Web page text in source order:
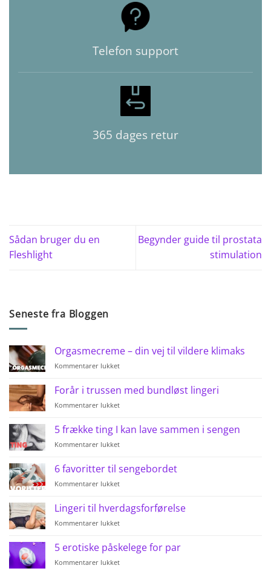
Seneste fra Bloggen
Orgasmecreme – din vej til vildere klimaks
Kommentarer lukkettil
din
vej
vildere
Forår i trussen med bundløst lingeri
Kommentarer lukkettil
trussen
med
lingeri
5 frække ting I kan lave sammen i sengen
Kommentarer lukkettil
ting
I
lave
sammen
i
6 favoritter til sengebordet
Kommentarer lukkettil
favoritter
til
sengebordet
Lingeri til hverdagsforførelse
Kommentarer lukkettil
til
hverdagsforførelse
5 erotiske påskelege for par
Kommentarer lukkettil
Telefon support
365 dages retur
Sådan bruger du en
Fleshlight
Begynder guide til prostata
stimulation